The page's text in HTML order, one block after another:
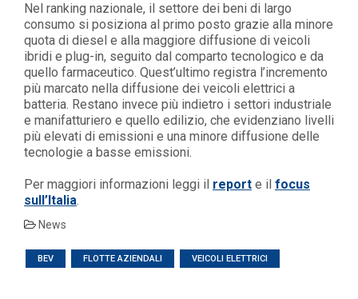
Nel ranking nazionale, il settore dei beni di largo
consumo si posiziona al primo posto grazie alla minore
quota di diesel e alla maggiore diffusione di veicoli
ibridi e plug-in, seguito dal comparto tecnologico e da
quello farmaceutico. Quest’ultimo registra l’incremento
più marcato nella diffusione dei veicoli elettrici a
batteria. Restano invece più indietro i settori industriale
e manifatturiero e quello edilizio, che evidenziano livelli
più elevati di emissioni e una minore diffusione delle
tecnologie a basse emissioni.
Per maggiori informazioni leggi il report e il focus
sull’Italia.
News
BEV FLOTTE AZIENDALI VEICOLI ELETTRICI